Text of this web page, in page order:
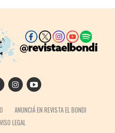
ANUNCIÁ EN REVISTA EL BONDI
LEGAL